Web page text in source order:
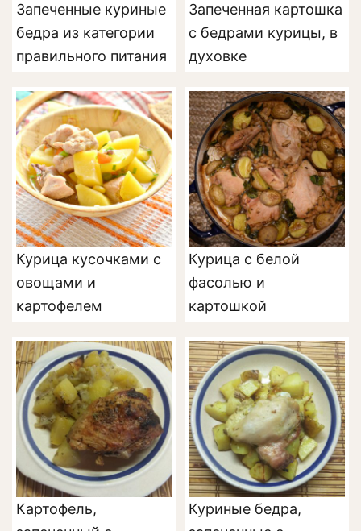
Запеченные куриные
бедра из категории
правильного питания
Запеченная картошка
с бедрами курицы, в
духовке
Курица кусочками с
овощами и
картофелем
Курица с белой
фасолью и
картошкой
Картофель,
Куриные бедра,